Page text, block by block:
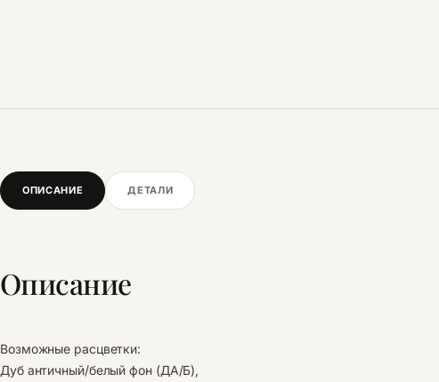
ОПИСАНИЕ ДЕТАЛИ
Описание
Возможные расцветки:
Дуб античный/белый фон (ДА/Б),